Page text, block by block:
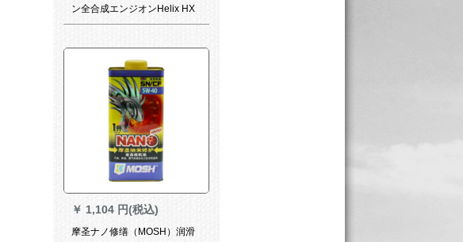
ン全合成エンジオンHelix HX
7 PLUS 5 W-40 API SNクラス
￥ 1,104 円(税込)
摩圣ナノ修缮（MOSH）润滑